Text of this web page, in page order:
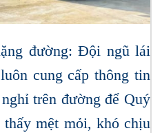
đường: Đội ngũ lái
cung cấp thông tin
trên đường để Quý
thấy mệt mỏi, khó chịu